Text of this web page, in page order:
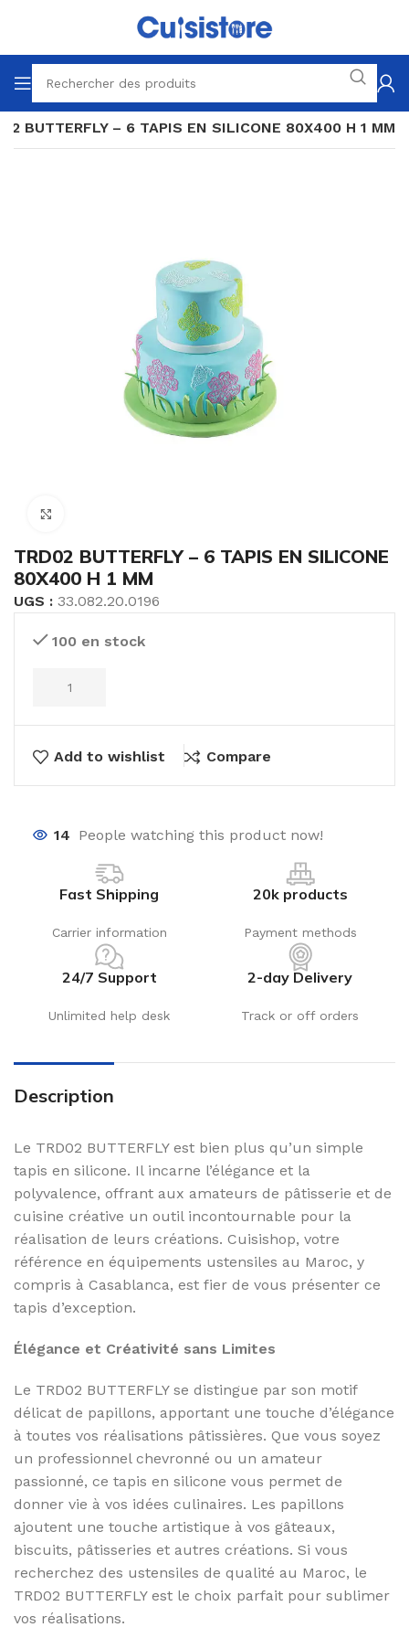
BUTTERFLY – 6 TAPIS EN SILICONE 80X400 H 1 MM
TRD02 BUTTERFLY – 6 TAPIS EN SILICONE
80X400 H 1 MM
UGS : 33.082.20.0196
100 en stock
Add to wishlist Compare
14 People watching this product now!
Fast Shipping
Carrier information
20k products
Payment methods
24/7 Support
Unlimited help desk
2-day Delivery
Track or off orders
Description
Le TRD02 BUTTERFLY est bien plus qu’un simple
tapis en silicone. Il incarne l’élégance et la
polyvalence, offrant aux amateurs de pâtisserie et de
cuisine créative un outil incontournable pour la
réalisation de leurs créations. Cuisishop, votre
référence en équipements ustensiles au Maroc, y
compris à Casablanca, est fier de vous présenter ce
tapis d’exception.
Élégance et Créativité sans Limites
Le TRD02 BUTTERFLY se distingue par son motif
délicat de papillons, apportant une touche d’élégance
à toutes vos réalisations pâtissières. Que vous soyez
un professionnel chevronné ou un amateur
passionné, ce tapis en silicone vous permet de
donner vie à vos idées culinaires. Les papillons
ajoutent une touche artistique à vos gâteaux,
biscuits, pâtisseries et autres créations. Si vous
recherchez des ustensiles de qualité au Maroc, le
TRD02 BUTTERFLY est le choix parfait pour sublimer
vos réalisations.